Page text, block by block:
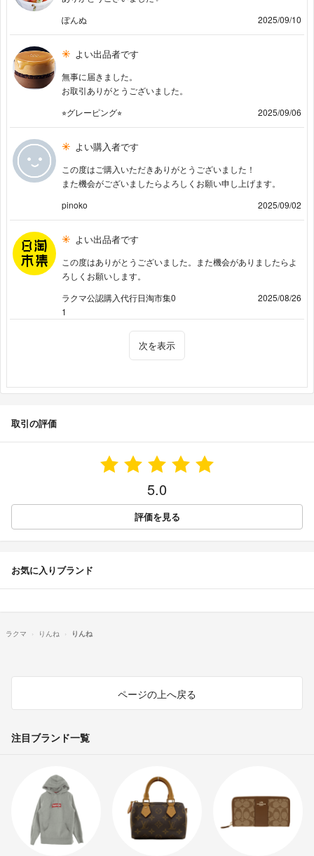
ぽんぬ
2025/09/10
よい出品者です
無事に届きました。
お取引ありがとうございました。
⭐︎グレーピング⭐︎
2025/09/06
よい購入者です
この度はご購入いただきありがとうございました！
また機会がございましたらよろしくお願い申し上げます。
pinoko
2025/09/02
よい出品者です
この度はありがとうございました。また機会がありましたらよ
ろしくお願いします。
ラクマ公認購入代行日淘市集0
1
2025/08/26
次を表示
取引の評価
5.0
評価を見る
お気に入りブランド
ラクマ りんね りんね
ページの上へ戻る
注目ブランド一覧